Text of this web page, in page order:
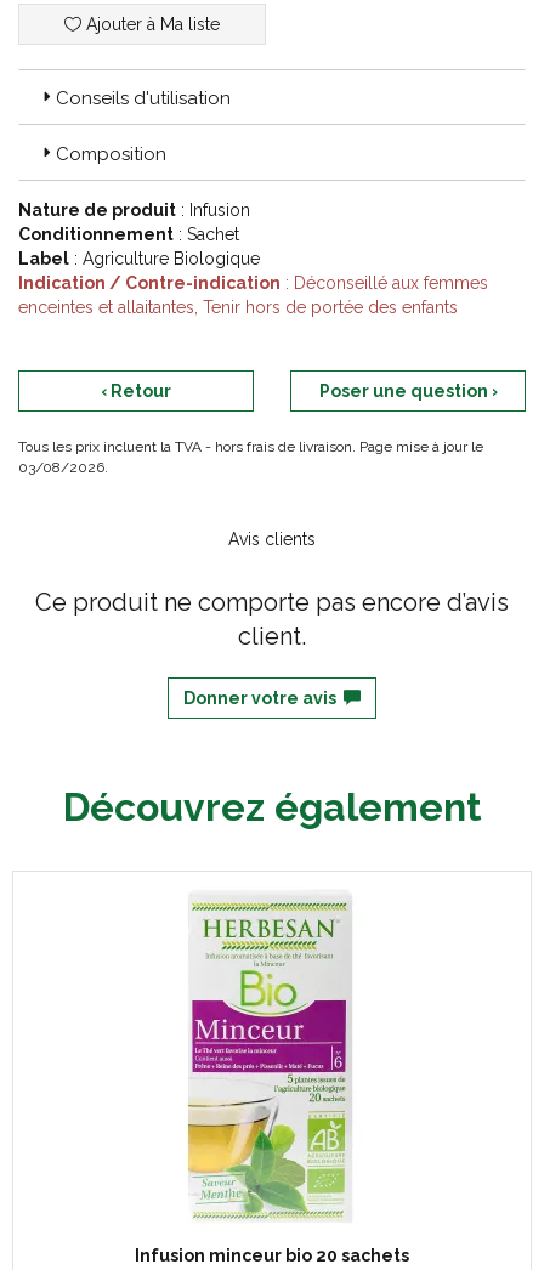
Ajouter à Ma liste
Conseils d'utilisation
Composition
Nature de produit : Infusion
Conditionnement : Sachet
Label : Agriculture Biologique
Indication / Contre-indication : Déconseillé aux femmes
enceintes et allaitantes, Tenir hors de portée des enfants
‹ Retour Poser une question ›
Tous les prix incluent la TVA - hors frais de livraison. Page mise à jour le
03/08/2026.
Avis clients
Ce produit ne comporte pas encore d’avis
client.
Donner votre avis
Découvrez également
Infusion minceur bio 20 sachets